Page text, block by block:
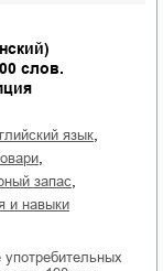
слов.
язык
запас
и навыки